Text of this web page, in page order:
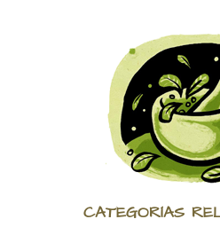
CATEGORÍAS